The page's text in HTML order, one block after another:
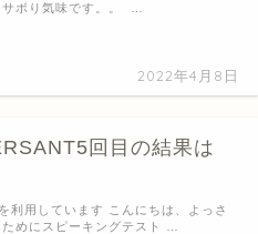
2022年4月8日
サボり気味です。。 …
回目の結果は
利用しています こんにちは、よっさ
めにスピーキングテスト …